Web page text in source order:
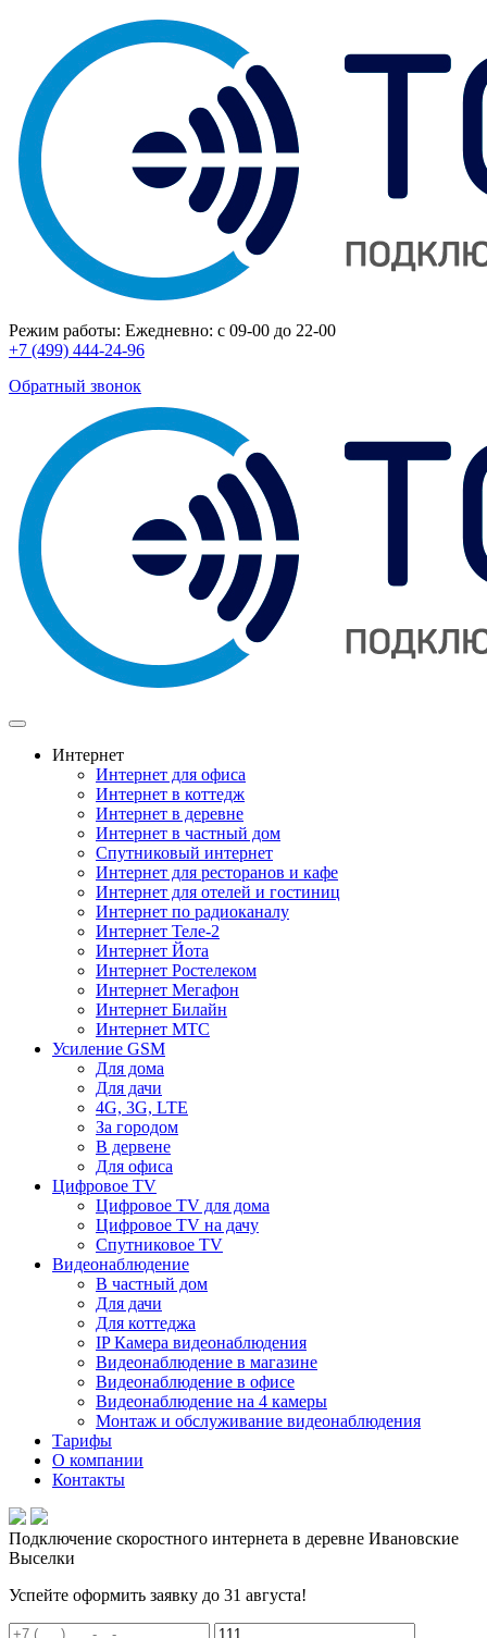
Режим работы: Ежедневно: с 09-00 до 22-00
+7 (499) 444-24-96
Обратный звонок
Интернет
Интернет для офиса
Интернет в коттедж
Интернет в деревне
Интернет в частный дом
Спутниковый интернет
Интернет для ресторанов и кафе
Интернет для отелей и гостиниц
Интернет по радиоканалу
Интернет Теле-2
Интернет Йота
Интернет Ростелеком
Интернет Мегафон
Интернет Билайн
Интернет МТС
Усиление GSM
Для дома
Для дачи
4G, 3G, LTE
За городом
В дервене
Для офиса
Цифровое TV
Цифровое TV для дома
Цифровое TV на дачу
Спутниковое TV
Видеонаблюдение
В частный дом
Для дачи
Для коттеджа
IP Камера видеонаблюдения
Видеонаблюдение в магазине
Видеонаблюдение в офисе
Видеонаблюдение на 4 камеры
Монтаж и обслуживание видеонаблюдения
Тарифы
О компании
Контакты
Подключение скоростного интернета в деревне Ивановские
Выселки
Успейте оформить заявку до 31 августа!